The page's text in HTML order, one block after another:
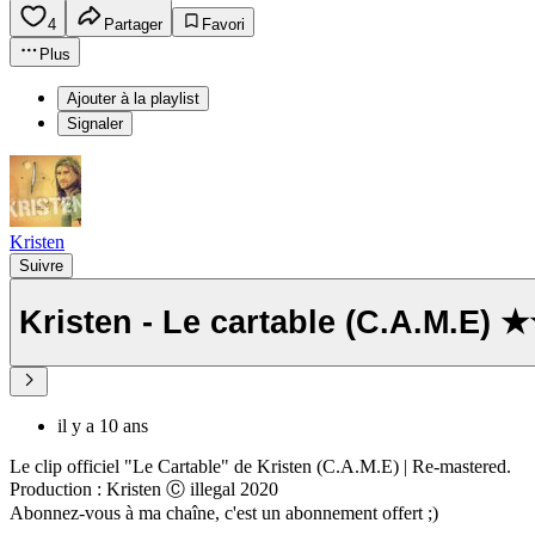
4 Partager
Favori
Plus
Ajouter à la playlist
Signaler
Kristen
Suivre
Kristen - Le cartable (C.A.M.E)
il y a 10 ans
Le clip officiel "Le Cartable" de Kristen (C.A.M.E) | Re-mastered.
Production : Kristen Ⓒ illegal 2020
Abonnez-vous à ma chaîne, c'est un abonnement offert ;)